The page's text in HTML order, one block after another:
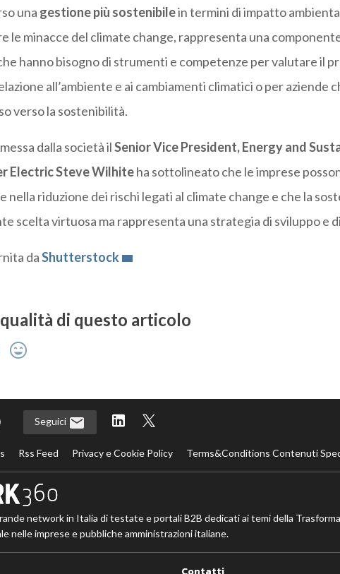
una gestione più sostenibilein termini di impatto
le minacce del climate change, rappresenta una
hanno bisogno di strumenti e competenze per valutare il
all’ambiente e ai cambiamenti climatici o per aziende
verso la sostenibilità.
dalla società ilSenior Vice President, Energy and
Electric Steve Wilhiteha sottolineato che le imprese
nella riduzione dei rischi legati al climate change e che la
scelta virtuosa ma rappresenta una strategia di sviluppo e
daShutterstock
di questo articolo
Seguici
Rss Feed Privacy e Cookie Policy Terms&Conditions Contenuti
network in Italia di testate e portali B2B dedicati ai temi della
nelle imprese e pubbliche amministrazioni italiane.